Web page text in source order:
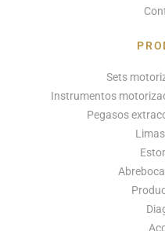
Sets
Instrumentos
Pegasos